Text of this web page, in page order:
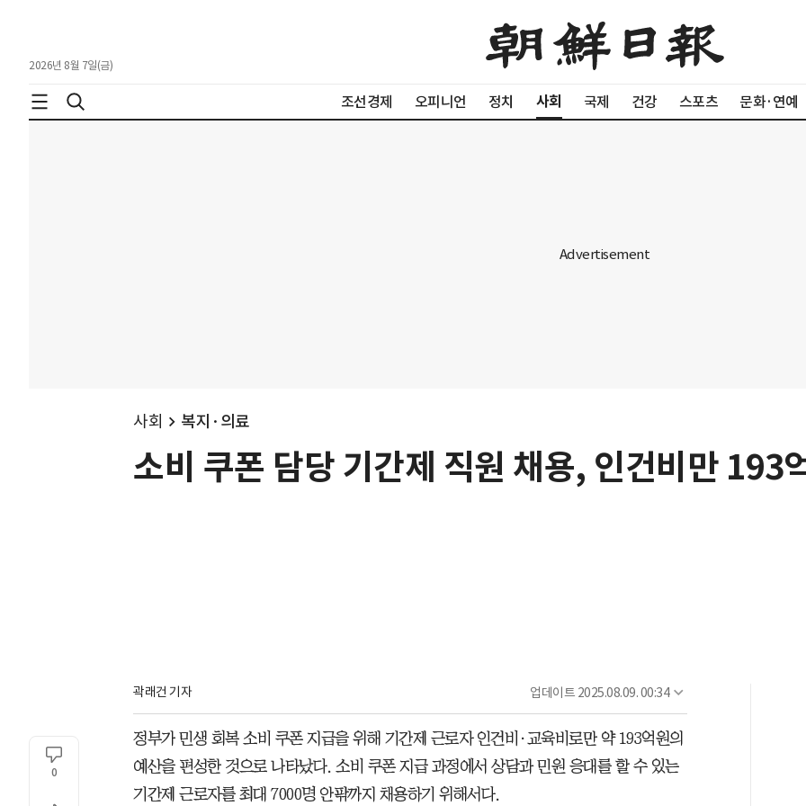
2026년 8월 7일(금)
조선경제 오피니언 정치 사회 국제 건강 스포츠 문화·연예
사회 복지·의료
소비 쿠폰 담당 기간제 직원 채용, 인건비만 193
곽래건 기자 업데이트 2025.08.09. 00:34
0
정부가 민생 회복 소비 쿠폰 지급을 위해 기간제 근로자 인건비·교육비로만 약 193억원의
예산을 편성한 것으로 나타났다. 소비 쿠폰 지급 과정에서 상담과 민원 응대를 할 수 있는
기간제 근로자를 최대 7000명 안팎까지 채용하기 위해서다.